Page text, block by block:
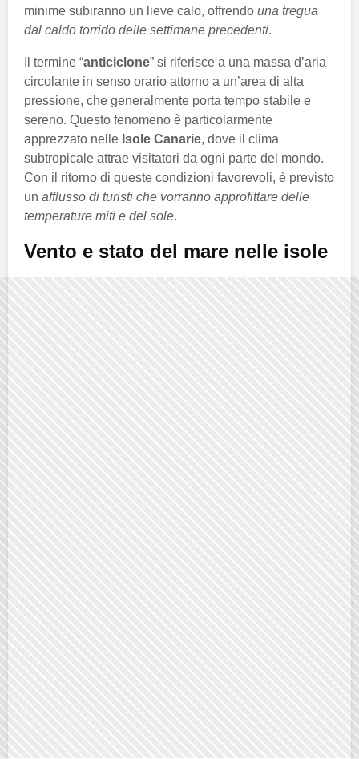
minime subiranno un lieve calo, offrendo una tregua
dal caldo torrido delle settimane precedenti.
Il termine “anticiclone” si riferisce a una massa d’aria
circolante in senso orario attorno a un’area di alta
pressione, che generalmente porta tempo stabile e
sereno. Questo fenomeno è particolarmente
apprezzato nelle Isole Canarie, dove il clima
subtropicale attrae visitatori da ogni parte del mondo.
Con il ritorno di queste condizioni favorevoli, è previsto
un afflusso di turisti che vorranno approfittare delle
temperature miti e del sole.
Vento e stato del mare nelle isole